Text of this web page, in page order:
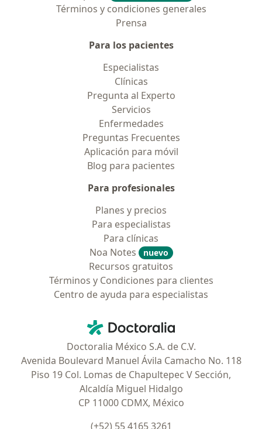
Términos y condiciones generales
Prensa
Para los pacientes
Especialistas
Clínicas
Pregunta al Experto
Servicios
Enfermedades
Preguntas Frecuentes
Aplicación para móvil
Blog para pacientes
Para profesionales
Planes y precios
Para especialistas
Para clínicas
Noa Notes
nuevo
Recursos gratuitos
Términos y Condiciones para clientes
Centro de ayuda para especialistas
Doctoralia - Página de inicio
Doctoralia México S.A. de C.V.
Avenida Boulevard Manuel Ávila Camacho No. 118
Piso 19 Col. Lomas de Chapultepec V Sección,
Alcaldía Miguel Hidalgo
CP 11000 CDMX, México
(+52) 55 4165 3261